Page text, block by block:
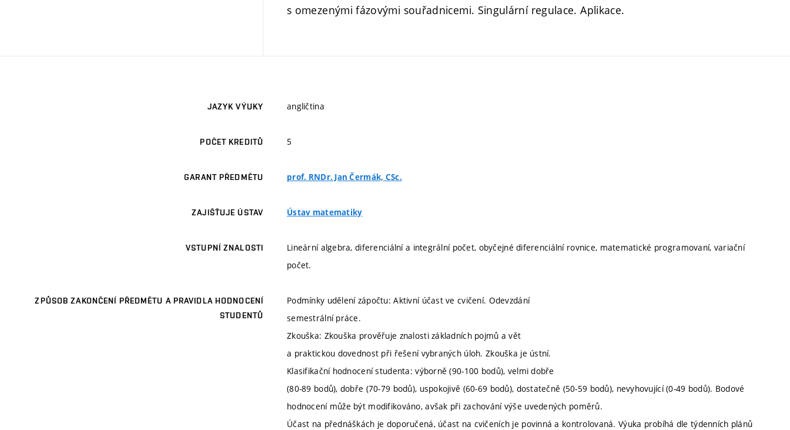
s omezenými fázovými souřadnicemi. Singulární regulace. Aplikace.
JAZYK VÝUKY angličtina
POČET KREDITŮ 5
GARANT PŘEDMĚTU prof. RNDr. Jan Čermák, CSc.
ZAJIŠŤUJE ÚSTAV Ústav matematiky
VSTUPNÍ ZNALOSTI
Lineární algebra, diferenciální a integrální počet, obyčejné diferenciální rovnice, matematické programovaní, variační
počet.
ZPŮSOB ZAKONČENÍ PŘEDMĚTU A PRAVIDLA HODNOCENÍ
STUDENTŮ
Podmínky udělení zápočtu: Aktivní účast ve cvičení. Odevzdání
semestrální práce.
Zkouška: Zkouška prověřuje znalosti základních pojmů a vět
a praktickou dovednost při řešení vybraných úloh. Zkouška je ústní.
Klasifikační hodnocení studenta: výborně (90-100 bodů), velmi dobře
(80-89 bodů), dobře (70-79 bodů), uspokojivě (60-69 bodů), dostatečně (50-59 bodů), nevyhovující (0-49 bodů). Bodové
hodnocení může být modifikováno, avšak při zachování výše uvedených poměrů.
Účast na přednáškách je doporučená, účast na cvičeních je povinná a kontrolovaná. Výuka probíhá dle týdenních plánů